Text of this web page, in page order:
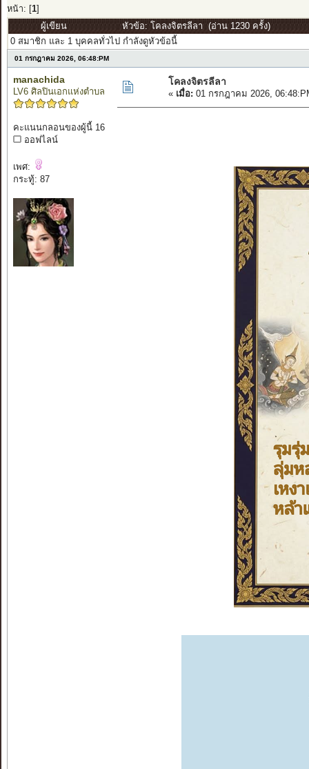
หน้า: [ 1]
ผู้เขียน
หัวข้อ: โคลงจิตรลีลา (อ่าน 1230 ครั้ง)
0 สมาชิก และ 1 บุคคลทั่วไป กำลังดูหัวข้อนี้
01 กรกฎาคม 2026, 06:48:PM
manachida
LV6 ศิลปินเอกแห่งตำบล
คะแนนกลอนของผู้นี้ 16
ออฟไลน์
เพศ:
กระทู้: 87
โคลงจิตรลีลา
« เมื่อ: 01 กรกฎาคม 2026,